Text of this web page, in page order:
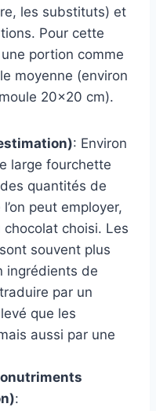
les substituts) et
Pour cette
portion comme
moyenne (environ
20×20 cm).
: Environ
large fourchette
quantités de
peut employer,
chocolat choisi. Les
souvent plus
ingrédients de
par un
que les
aussi par une
: